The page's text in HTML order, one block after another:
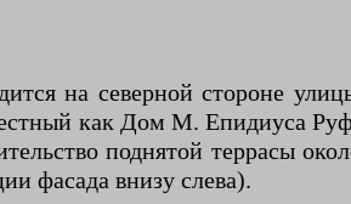
на северной стороне
как Дом М. Епидиуса
поднятой террасы
фасада внизу слева).